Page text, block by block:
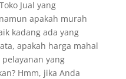
Jual yang
apakah murah
kadang ada yang
apakah harga mahal
yang
Hmm, jika Anda